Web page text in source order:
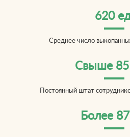
620
Среднее число
Свыше 85
Постоянный штат
Более